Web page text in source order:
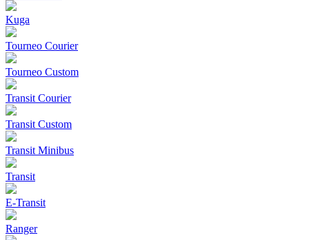
Kuga
Tourneo Courier
Tourneo Custom
Transit Courier
Transit Custom
Transit Minibus
Transit
E-Transit
Ranger